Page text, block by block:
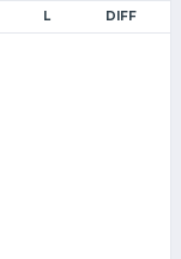
L DIFF